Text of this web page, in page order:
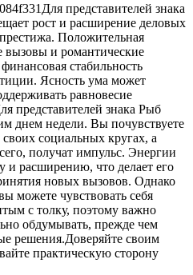
Для представителей знака
рост и расширение деловых
Положительная
вызовы и романтические
стабильность
Ясность ума может
равновесие
представителей знака Рыб
днем ​​недели. Вы почувствуете
социальных кругах, а
получат импульс. Энергии
и расширению, что делает его
новых вызовов. Однако
можете чувствовать себя
с толку, поэтому важно
обдумывать, прежде чем
решения.Доверяйте своим
практическую сторону